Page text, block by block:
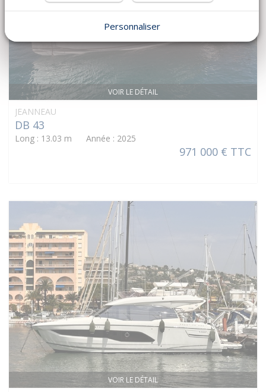
VOIR LE DÉTAIL
JEANNEAU
DB 43
Long : 13.03 m Année : 2025
971 000 € TTC
VOIR LE DÉTAIL
Personnaliser